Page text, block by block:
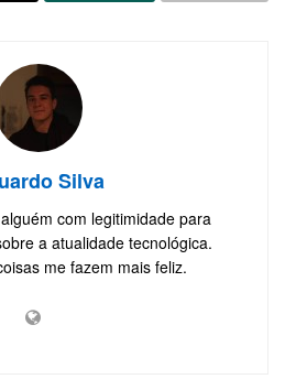
Silva
com legitimidade para
a atualidade tecnológica.
me fazem mais feliz.